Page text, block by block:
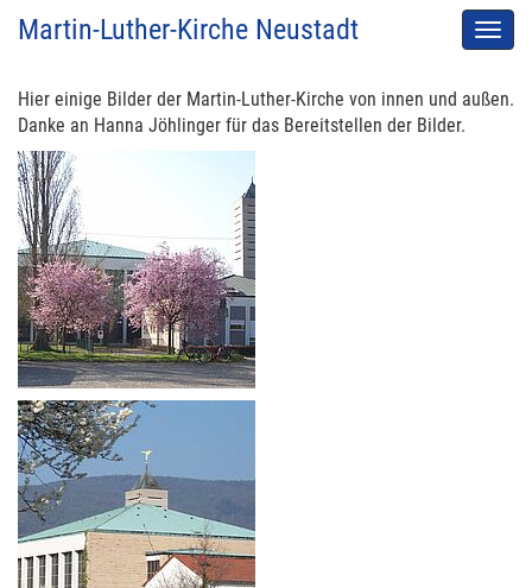
Martin-Luther-Kirche Neustadt
Hier einige Bilder der Martin-Luther-Kirche von innen und außen.
Danke an Hanna Jöhlinger für das Bereitstellen der Bilder.